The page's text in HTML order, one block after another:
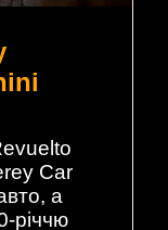
Car
а
річчю